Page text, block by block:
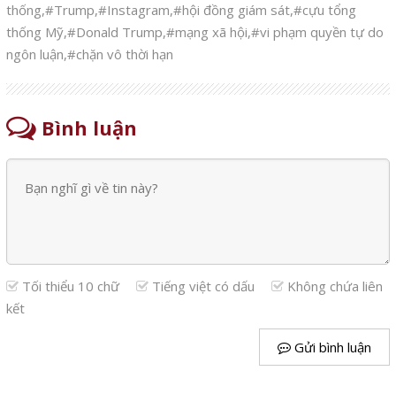
thống,#Trump,#Instagram,#hội đồng giám sát,#cựu tổng
thống Mỹ,#Donald Trump,#mạng xã hội,#vi phạm quyền tự do
ngôn luận,#chặn vô thời hạn
Bình luận
Tối thiểu 10 chữ Tiếng việt có dấu
Không chứa liên
kết
Gửi bình luận